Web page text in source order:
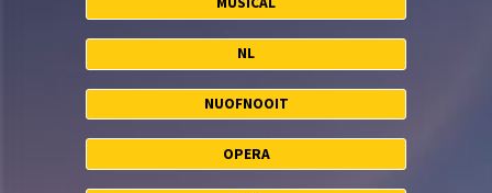
NL
NUOFNOOIT
OPERA